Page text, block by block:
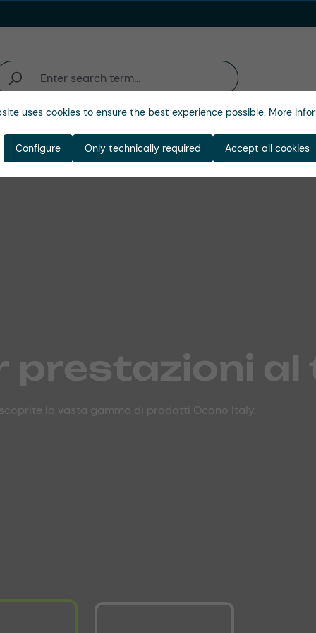
capitolo
la nostra trasformazione.
prestazioni al
la vasta gamma di prodotti Ocono Italy.
per il
alle soluzioni su misura per ogni progetto.
uses cookies to ensure the best experience possible. More
Only technically required
Configure Accept all cookies